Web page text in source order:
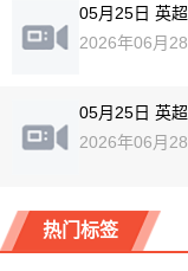
05月25日 英
2026年06月
05月25日 英
2026年06月28
热门标签